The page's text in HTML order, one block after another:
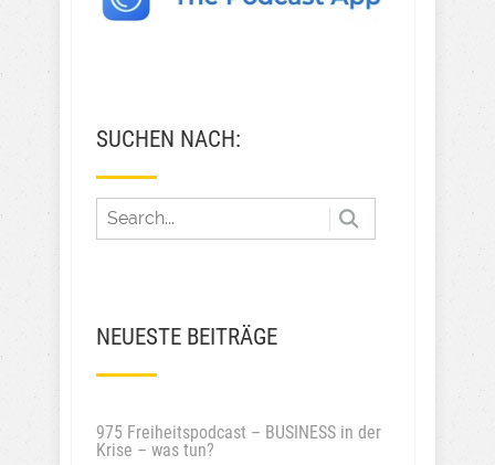
SUCHEN NACH:
NEUESTE BEITRÄGE
975 Freiheitspodcast – BUSINESS in der
Krise – was tun?